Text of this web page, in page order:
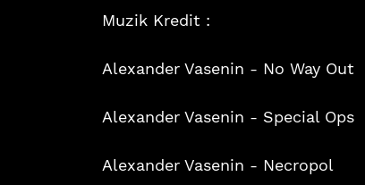
Muzik Kredit :
Alexander Vasenin - No Way Out
Alexander Vasenin - Special Ops
Alexander Vasenin - Necropol